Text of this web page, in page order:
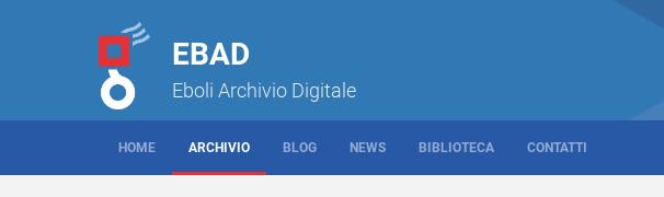
EBAD
Eboli Archivio Digitale
HOME ARCHIVIO BLOG NEWS BIBLIOTECA CONTATTI